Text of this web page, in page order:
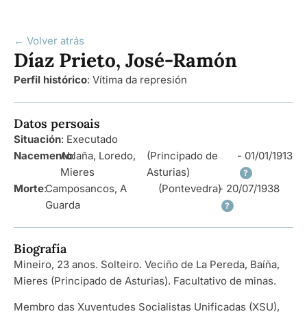
← Volver atrás
Díaz Prieto, José-Ramón
Perfil histórico: Vítima da represión
Datos persoais
Situación: Executado
Nacemento:
Ablaña, Loredo,
Mieres
(Principado de
Asturias)
- 01/01/1913
?
Morte:Camposancos, A
Guarda
(Pontevedra)- 20/07/1938
?
Biografía
Mineiro, 23 anos. Solteiro. Veciño de La Pereda, Baíña,
Mieres (Principado de Asturias). Facultativo de minas.
Membro das Xuventudes Socialistas Unificadas (XSU),